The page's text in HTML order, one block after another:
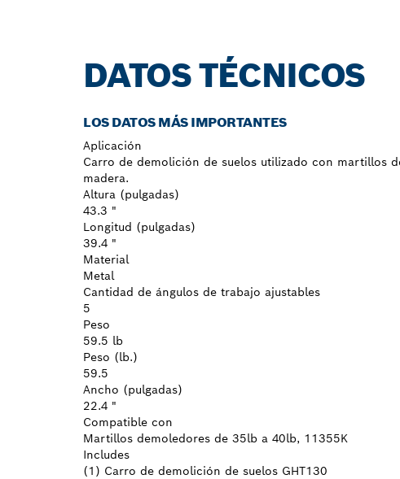
DATOS TÉCNICOS
LOS DATOS MÁS IMPORTANTES
Aplicación
Carro de demolición de suelos utilizado con martillos
madera.
Altura (pulgadas)
43.3 "
Longitud (pulgadas)
39.4 "
Material
Metal
Cantidad de ángulos de trabajo ajustables
5
Peso
59.5 lb
Peso (lb.)
59.5
Ancho (pulgadas)
22.4 "
Compatible con
Martillos demoledores de 35lb a 40lb, 11355K
Includes
(1) Carro de demolición de suelos GHT130